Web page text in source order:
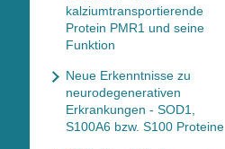
kalziumtransportierende
Protein PMR1 und seine
Funktion
Neue Erkenntnisse zu
neurodegenerativen
Erkrankungen - SOD1,
S100A6 bzw. S100 Proteine